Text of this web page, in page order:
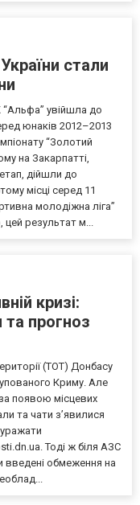
стали
увійшла до
юнаків 2012–2013
“Золотий
на Закарпатті,
дійшли до
місці серед 11
молодіжна ліга”
результат м...
кризі:
та прогноз
(ТОТ) Донбасу
Криму. Але
появою місцевих
та чати з’явилися
Тоді ж біля АЗС
введені обмеження на